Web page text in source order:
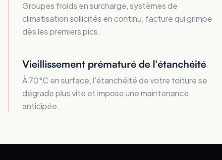
Groupes froids en surcharge, systèmes de
climatisation sollicités en continu, facture qui grimpe
dès les premiers pics.
Vieillissement prématuré de l'étanchéité
À 70°C en surface, l'étanchéité de votre toiture se
dégrade plus vite et impose une maintenance
anticipée.